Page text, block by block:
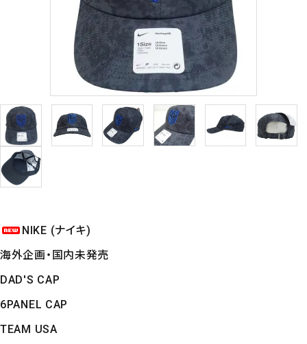
NIKE (ナイキ)
海外企画・国内未発売
DAD'S CAP
6PANEL CAP
TEAM USA